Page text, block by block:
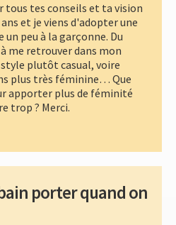
tous tes conseils et ta vision
et je viens d'adopter une
un peu à la garçonne. Du
me retrouver dans mon
plutôt casual, voire
plus très féminine… Que
apporter plus de féminité
trop ? Merci.
porter quand on